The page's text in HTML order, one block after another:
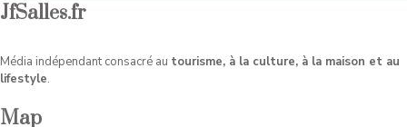
JfSalles.fr
Média indépendant consacré au tourisme, à la culture, à la maison et au
lifestyle.
Map